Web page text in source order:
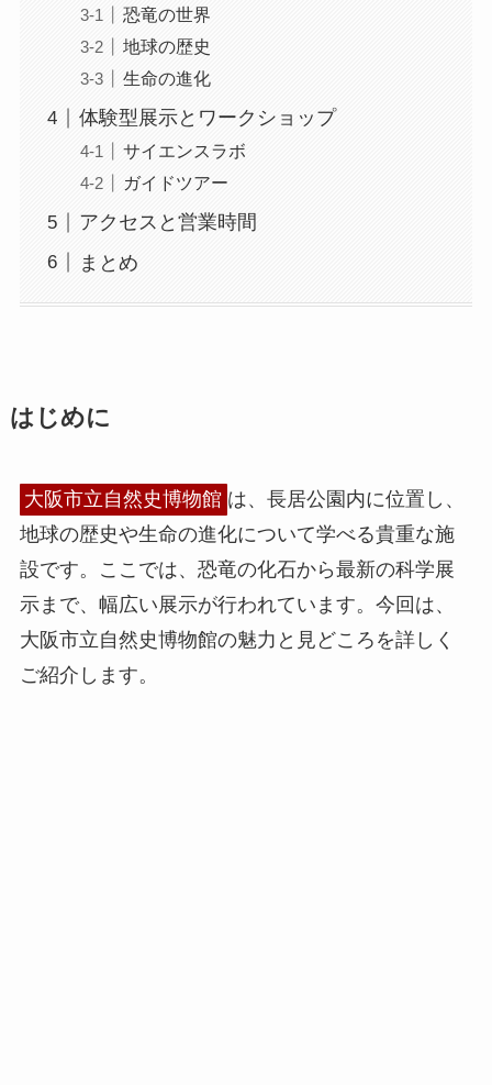
恐竜の世界
地球の歴史
生命の進化
体験型展示とワークショップ
サイエンスラボ
ガイドツアー
アクセスと営業時間
まとめ
はじめに
大阪市立自然史博物館 は、長居公園内に位置し、
地球の歴史や生命の進化について学べる貴重な施
設です。ここでは、恐竜の化石から最新の科学展
示まで、幅広い展示が行われています。今回は、
大阪市立自然史博物館の魅力と見どころを詳しく
ご紹介します。